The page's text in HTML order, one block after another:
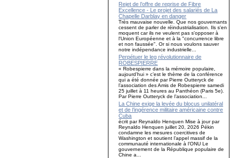
Rejet de l’offre de reprise de Fibre
Excellence - Le projet des salariés de La
Chapelle Darblay en danger
Très mauvaise nouvelle. Que nos gouvernants
cessent de parler de réindustrialisation. Ils s'en
moquent car ils ne veulent pas s'opposer à
l'Union Européenne et à la "concurrence libre
et non faussée". Or si nous voulons sauver
notre indépendance industrielle...
Perpétuer le leg révolutionnaire de
ROBESPIERRE
« Robespierre dans la mémoire populaire,
aujourd’hui » c’est le thème de la conférence
qui a été donnée par Pierre Outteryck de
l’association des Amis de Robespierre samedi
25 juillet à 11 heures au Panthéon (Paris 5e).
Par Pierre Outteryck de l’association...
La Chine exige la levée du blocus unilatéral
et de l’ingérence militaire américaine contre
Cuba
écrit par Reynaldo Henquen Mise à jour par
Reynaldo Henquen juillet 20, 2026 Pékin
condamne les mesures coercitives de
Washington et soutient l’appel massif de la
communauté internationale à l’ONU Le
gouvernement de la République populaire de
Chine a...